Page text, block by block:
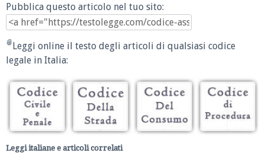
Pubblica questo articolo nel tuo sito:
Leggi online il testo degli articoli di qualsiasi codice
legale in Italia:
Leggi italiane e articoli correlati